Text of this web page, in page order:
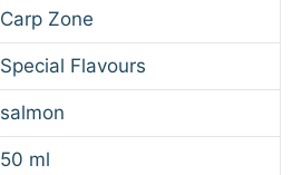
Carp Zone
Special Flavours
salmon
50 ml